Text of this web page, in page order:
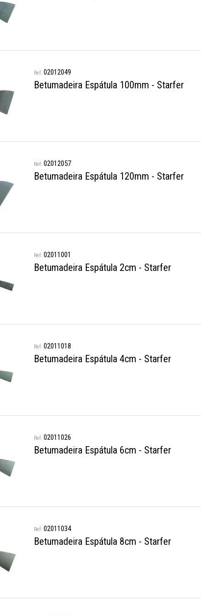
02012049
Betumadeira Espátula 100mm - Starfer
02012057
Betumadeira Espátula 120mm - Starfer
02011001
Betumadeira Espátula 2cm - Starfer
02011018
Betumadeira Espátula 4cm - Starfer
02011026
Betumadeira Espátula 6cm - Starfer
02011034
Betumadeira Espátula 8cm - Starfer